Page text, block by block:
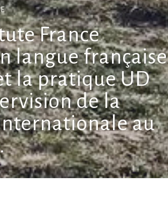
France
langue française
la pratique UD
de la
au